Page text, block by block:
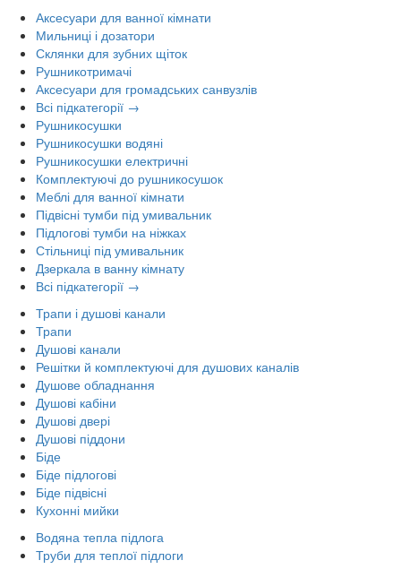
Аксесуари для ванної кімнати
Мильниці і дозатори
Склянки для зубних щіток
Рушникотримачі
Аксесуари для громадських санвузлів
Всі підкатегорії →
Рушникосушки
Рушникосушки водяні
Рушникосушки електричні
Комплектуючі до рушникосушок
Меблі для ванної кімнати
Підвісні тумби під умивальник
Підлогові тумби на ніжках
Стільниці під умивальник
Дзеркала в ванну кімнату
Всі підкатегорії →
Трапи і душові канали
Трапи
Душові канали
Решітки й комплектуючі для душових каналів
Душове обладнання
Душові кабіни
Душові двері
Душові піддони
Біде
Біде підлогові
Біде підвісні
Кухонні мийки
Водяна тепла підлога
Труби для теплої підлоги